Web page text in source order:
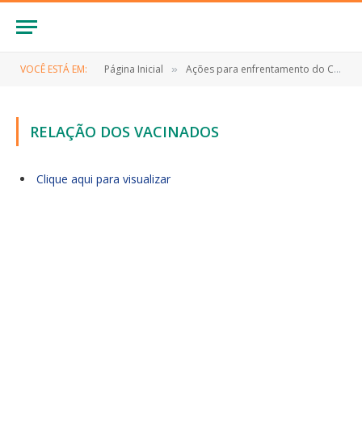
VOCÊ ESTÁ EM: Página Inicial » Ações para enfrentamento do COVID-19 e Boletins Epidemiológicos
RELAÇÃO DOS VACINADOS
Clique aqui para visualizar